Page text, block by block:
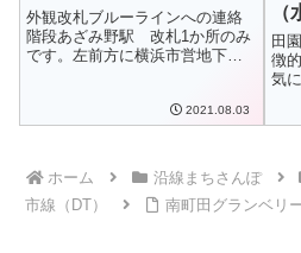
外観改札ブルーラインへの連絡
階段あざみ野駅 改札1か所のみ
です。左前方に横浜市営地下鉄
2021.08.03
（
田
徴
気
ホーム 沿線まちさんぽ
市線（DT）
南町田グランベリ